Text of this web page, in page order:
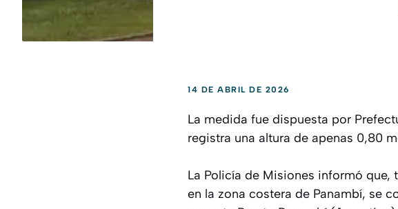
14 DE ABRIL DE 2026
La medida fue dispuesta por
registra una altura de apenas 0,80
La Policía de Misiones informó que,
en la zona costera de Panambí, se